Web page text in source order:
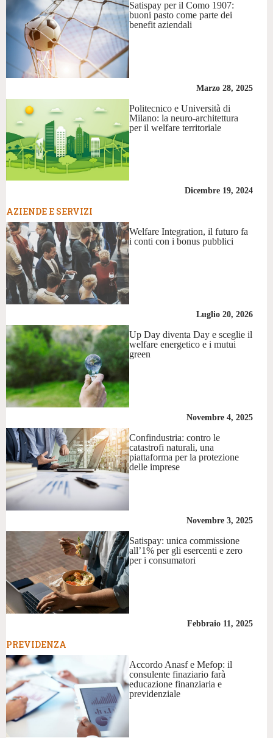
Satispay per il Como 1907:
buoni pasto come parte dei
benefit aziendali
Marzo 28, 2025
Politecnico e Università di
Milano: la neuro-architettura
per il welfare territoriale
Dicembre 19, 2024
AZIENDE E SERVIZI
Welfare Integration, il futuro fa
i conti con i bonus pubblici
Luglio 20, 2026
Up Day diventa Day e sceglie il
welfare energetico e i mutui
green
Novembre 4, 2025
Confindustria: contro le
catastrofi naturali, una
piattaforma per la protezione
delle imprese
Novembre 3, 2025
Satispay: unica commissione
all’1% per gli esercenti e zero
per i consumatori
Febbraio 11, 2025
PREVIDENZA
Accordo Anasf e Mefop: il
consulente finaziario farà
educazione finanziaria e
previdenziale